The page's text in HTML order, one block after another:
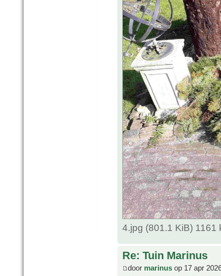
4.jpg (801.1 KiB) 1161
Re: Tuin Marinus
door marinus op 17 apr